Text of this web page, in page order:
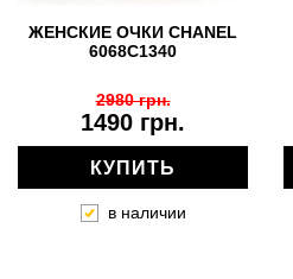
ЖЕНСКИЕ ОЧКИ CHANEL
6068C1340
1490 грн.
2980 грн.
КУПИТЬ
в наличии